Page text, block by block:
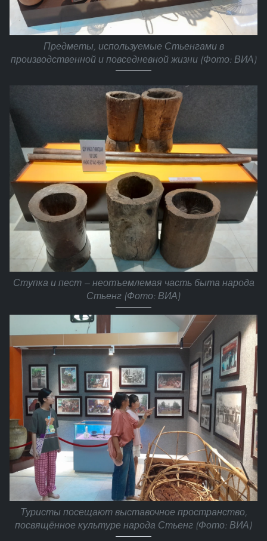
Предметы, используемые Стьенгами в
производственной и повседневной жизни (Фото: ВИА)
Ступка и пест — неотъемлемая часть быта народа
Стьенг (Фото: ВИА)
Туристы посещают выставочное пространство,
посвящённое культуре народа Стьенг (Фото: ВИА)